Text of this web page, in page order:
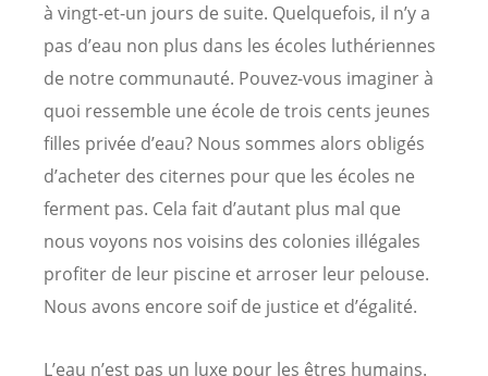
à vingt-et-un jours de suite. Quelquefois, il n’y a
pas d’eau non plus dans les écoles luthériennes
de notre communauté. Pouvez-vous imaginer à
quoi ressemble une école de trois cents jeunes
filles privée d’eau? Nous sommes alors obligés
d’acheter des citernes pour que les écoles ne
ferment pas. Cela fait d’autant plus mal que
nous voyons nos voisins des colonies illégales
profiter de leur piscine et arroser leur pelouse.
Nous avons encore soif de justice et d’égalité.
L’eau n’est pas un luxe pour les êtres humains.